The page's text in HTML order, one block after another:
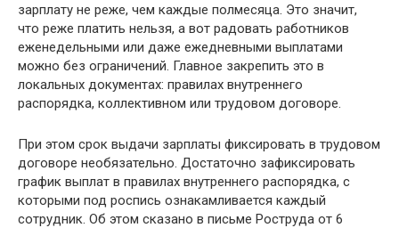
зарплату не реже, чем каждые полмесяца. Это значит,
что реже платить нельзя, а вот радовать работников
еженедельными или даже ежедневными выплатами
можно без ограничений. Главное закрепить это в
локальных документах: правилах внутреннего
распорядка, коллективном или трудовом договоре.
При этом срок выдачи зарплаты фиксировать в трудовом
договоре необязательно. Достаточно зафиксировать
график выплат в правилах внутреннего распорядка, с
которыми под роспись ознакамливается каждый
сотрудник. Об этом сказано в письме Роструда от 6